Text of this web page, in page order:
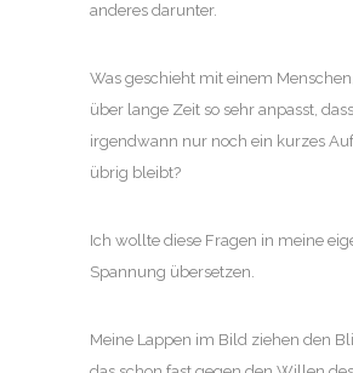
anderes darunter.
Was geschieht mit einem
über lange Zeit so sehr anpasst,
irgendwann nur noch ein kurzes
übrig bleibt?
Ich wollte diese Fragen in meine
Spannung übersetzen.
Meine Lappen im Bild ziehen den